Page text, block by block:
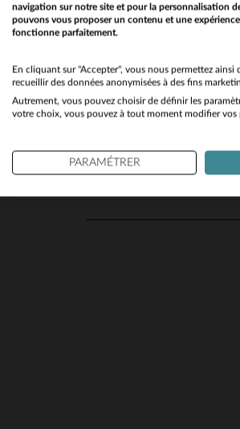
Toutes Saisons(47)
Les Nouveautés(12)
navigation sur notre site et pour la personnalisation
pouvons vous proposer un contenu et une
fonctionne parfaitement.
En cliquant sur "Accepter", vous nous permettez ainsi
recueillir des données anonymisées à des fins
Autrement, vous pouvez choisir de définir les
votre choix, vous pouvez à tout moment modifier vos
PARAMÉTRER